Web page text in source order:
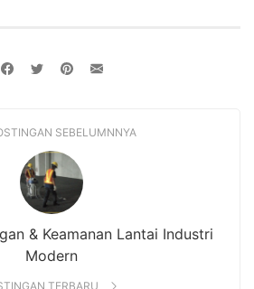
SEBELUMNNYA
& Keamanan Lantai Industri
Modern
TERBARU